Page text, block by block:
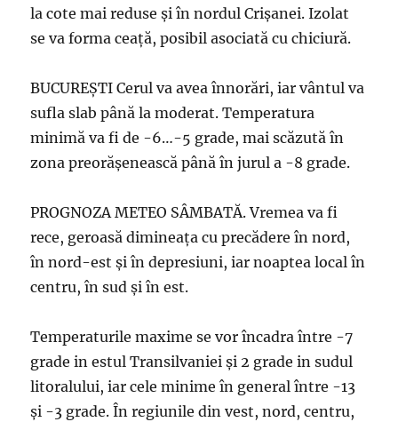
la cote mai reduse și în nordul Crișanei. Izolat
se va forma ceață, posibil asociată cu chiciură.
BUCUREŞTI Cerul va avea înnorări, iar vântul va
sufla slab până la moderat. Temperatura
minimă va fi de -6…-5 grade, mai scăzută în
zona preorășenească până în jurul a -8 grade.
PROGNOZA METEO SÂMBATĂ. Vremea va fi
rece, geroasă dimineața cu precădere în nord,
în nord-est și în depresiuni, iar noaptea local în
centru, în sud și în est.
Temperaturile maxime se vor încadra între -7
grade in estul Transilvaniei și 2 grade in sudul
litoralului, iar cele minime în general între -13
și -3 grade. În regiunile din vest, nord, centru,